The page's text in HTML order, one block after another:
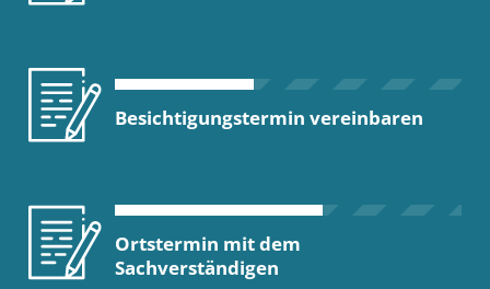
Besichtigungstermin vereinbaren
Ortstermin mit dem
Sachverständigen